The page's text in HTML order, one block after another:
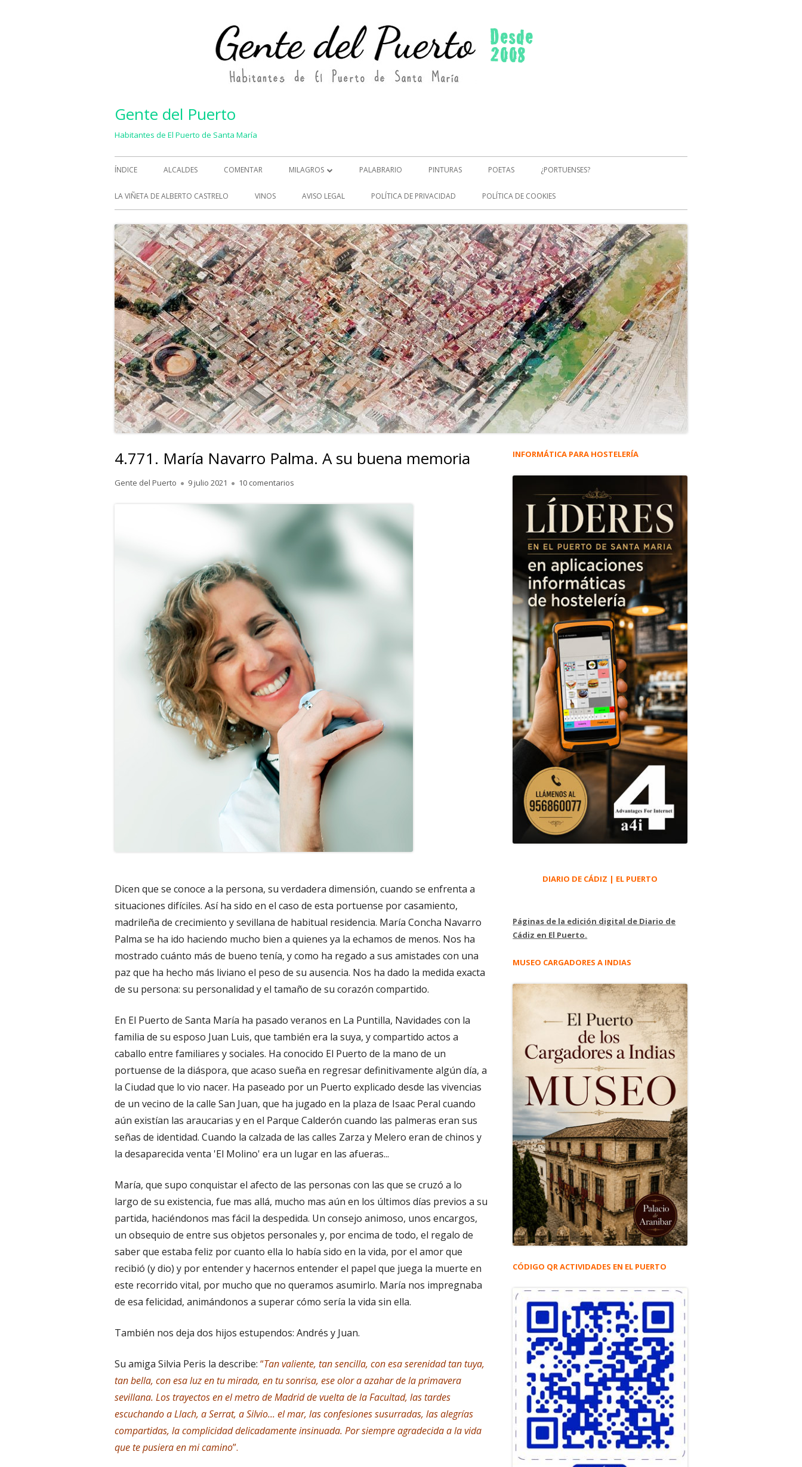
Gente del Puerto
Habitantes de El Puerto de Santa María
Menú
principal
ÍNDICE ALCALDES COMENTAR MILAGROS
MILAGROS (2)
PALABRARIO PINTURAS POETAS ¿PORTUENSES?
LA VIÑETA DE ALBERTO CASTRELO VINOS AVISO LEGAL POLÍTICA DE PRIVACIDAD POLÍTICA DE COOKIES
4.771. María Navarro Palma. A su buena memoria
Autor
Gente del Puerto
Publicado
9 julio 2021 10 comentarios
Dicen que se conoce a la persona, su verdadera dimensión, cuando se enfrenta a
situaciones difíciles. Así ha sido en el caso de esta portuense por casamiento,
madrileña de crecimiento y sevillana de habitual residencia. María Concha Navarro
Palma se ha ido haciendo mucho bien a quienes ya la echamos de menos. Nos ha
mostrado cuánto más de bueno tenía, y como ha regado a sus amistades con una
paz que ha hecho más liviano el peso de su ausencia. Nos ha dado la medida exacta
de su persona: su personalidad y el tamaño de su corazón compartido.
En El Puerto de Santa María ha pasado veranos en La Puntilla, Navidades con la
familia de su esposo Juan Luis, que también era la suya, y compartido actos a
caballo entre familiares y sociales. Ha conocido El Puerto de la mano de un
portuense de la diáspora, que acaso sueña en regresar definitivamente algún día, a
la Ciudad que lo vio nacer. Ha paseado por un Puerto explicado desde las vivencias
de un vecino de la calle San Juan, que ha jugado en la plaza de Isaac Peral cuando
aún existían las araucarias y en el Parque Calderón cuando las palmeras eran sus
señas de identidad. Cuando la calzada de las calles Zarza y Melero eran de chinos y
la desaparecida venta 'El Molino' era un lugar en las afueras...
María, que supo conquistar el afecto de las personas con las que se cruzó a lo
largo de su existencia, fue mas allá, mucho mas aún en los últimos días previos a su
partida, haciéndonos mas fácil la despedida. Un consejo animoso, unos encargos,
un obsequio de entre sus objetos personales y, por encima de todo, el regalo de
saber que estaba feliz por cuanto ella lo había sido en la vida, por el amor que
recibió (y dio) y por entender y hacernos entender el papel que juega la muerte en
este recorrido vital, por mucho que no queramos asumirlo. María nos impregnaba
de esa felicidad, animándonos a superar cómo sería la vida sin ella.
También nos deja dos hijos estupendos: Andrés y Juan.
Su amiga Silvia Peris la describe: “Tan valiente, tan sencilla, con esa serenidad tan tuya,
tan bella, con esa luz en tu mirada, en tu sonrisa, ese olor a azahar de la primavera
sevillana. Los trayectos en el metro de Madrid de vuelta de la Facultad, las tardes
escuchando a Llach, a Serrat, a Silvio... el mar, las confesiones susurradas, las alegrías
compartidas, la complicidad delicadamente insinuada. Por siempre agradecida a la vida
que te pusiera en mi camino”.
Barra
principal
INFORMÁTICA PARA HOSTELERÍA
DIARIO DE CÁDIZ | EL PUERTO
Páginas de la edición digital de Diario de
Cádiz en El Puerto.
MUSEO CARGADORES A INDIAS
CÓDIGO QR ACTIVIDADES EN EL PUERTO